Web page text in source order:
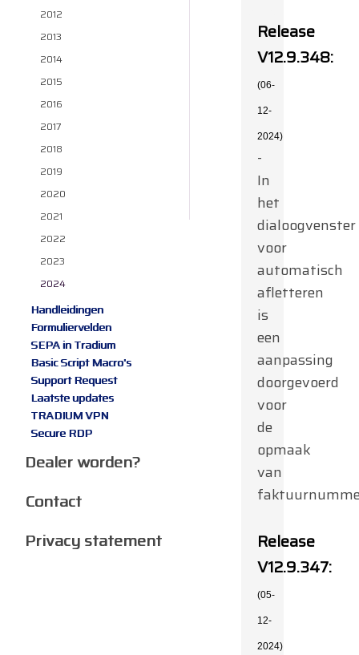
Release
V12.9.348:
(06-
12-
2024)
-
In
het
dialoogvenster
voor
automatisch
afletteren
is
een
aanpassing
doorgevoerd
voor
de
opmaak
van
Release
V12.9.347:
(05-
12-
2024)
2012
2013
2014
2015
2016
2017
2018
2019
2020
2021
2022
2023
2024
Handleidingen
Formuliervelden
SEPA in Tradium
Basic Script Macro's
Support Request
Laatste updates
TRADIUM VPN
Secure RDP
Dealer worden?
Contact
Privacy statement